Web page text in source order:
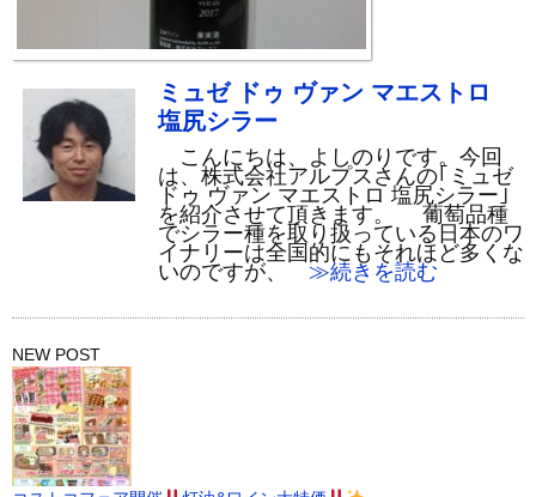
ミュゼ ドゥ ヴァン マエストロ
塩尻シラー
こんにちは、よしのりです。今回
は、株式会社アルプスさんの｢ミュゼ
ドゥ ヴァン マエストロ 塩尻シラー｣
を紹介させて頂きます。 葡萄品種
でシラー種を取り扱っている日本のワ
イナリーは全国的にもそれほど多くな
いのですが、
≫続きを読む
NEW POST